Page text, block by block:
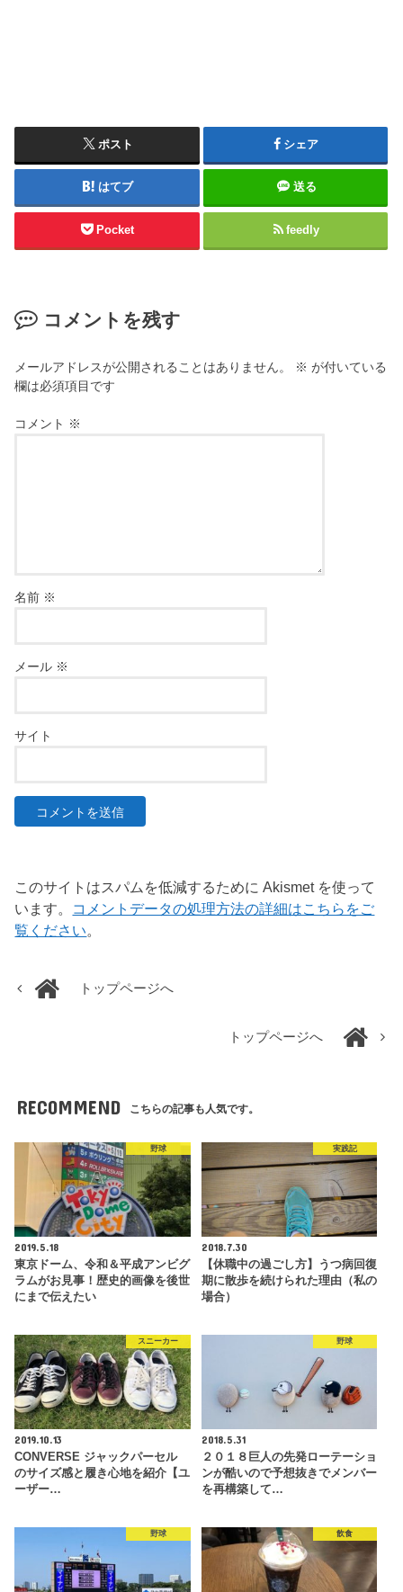
ポスト シェア
はてブ 送る
Pocket feedly
コメントを残す
メールアドレスが公開されることはありません。 ※ が付いている
欄は必須項目です
コメント ※
名前 ※
メール ※
サイト
このサイトはスパムを低減するために Akismet を使って
います。 コメントデータの処理方法の詳細はこちらをご
覧ください。
トップページへ
トップページへ
RECOMMEND こちらの記事も人気です。
野球
2019.5.18
東京ドーム、令和＆平成アンビグ
ラムがお見事！歴史的画像を後世
にまで伝えたい
実践記
2018.7.30
【休職中の過ごし方】うつ病回復
期に散歩を続けられた理由（私の
場合）
スニーカー
2019.10.13
CONVERSE ジャックパーセル
のサイズ感と履き心地を紹介【ユ
ーザー…
野球
2018.5.31
２０１８巨人の先発ローテーショ
ンが酷いので予想抜きでメンバー
を再構築して…
野球 飲食